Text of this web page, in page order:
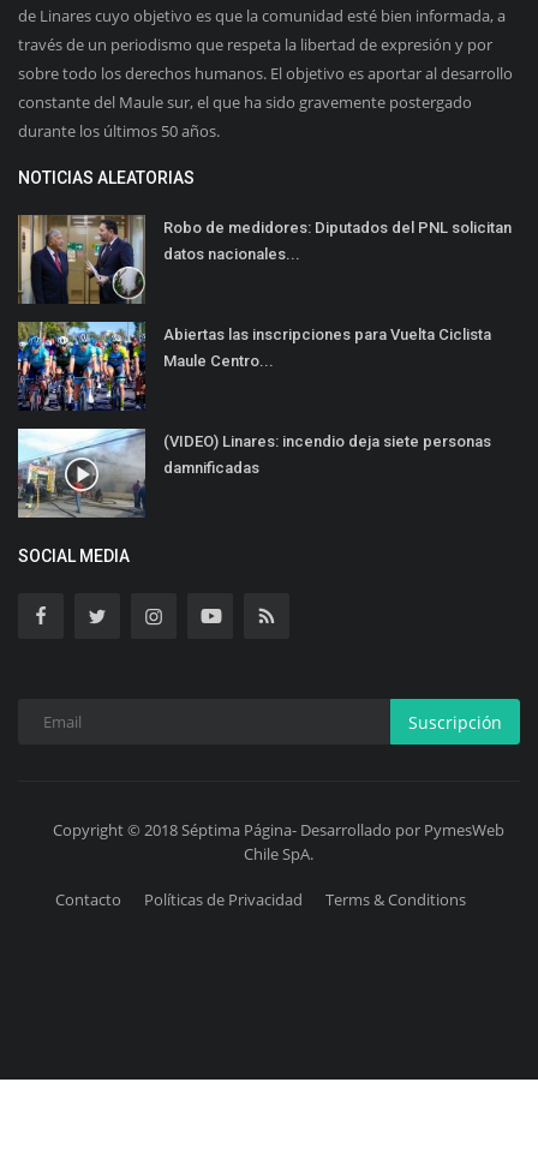
de Linares cuyo objetivo es que la comunidad esté bien informada, a
través de un periodismo que respeta la libertad de expresión y por
sobre todo los derechos humanos. El objetivo es aportar al desarrollo
constante del Maule sur, el que ha sido gravemente postergado
durante los últimos 50 años.
NOTICIAS ALEATORIAS
Robo de medidores: Diputados del PNL solicitan
datos nacionales...
Abiertas las inscripciones para Vuelta Ciclista
Maule Centro...
(VIDEO) Linares: incendio deja siete personas
damnificadas
SOCIAL MEDIA
Suscripción
Copyright © 2018 Séptima Página- Desarrollado por PymesWeb
Chile SpA.
Contacto Políticas de Privacidad Terms & Conditions